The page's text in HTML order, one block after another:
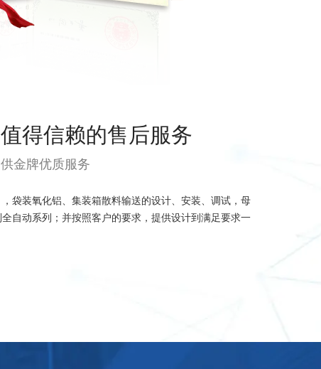
得信赖的售后服务
金牌优质服务
袋装氧化铝、集装箱散料输送的设计、安装、调试，母
自动系列；并按照客户的要求，提供设计到满足要求一